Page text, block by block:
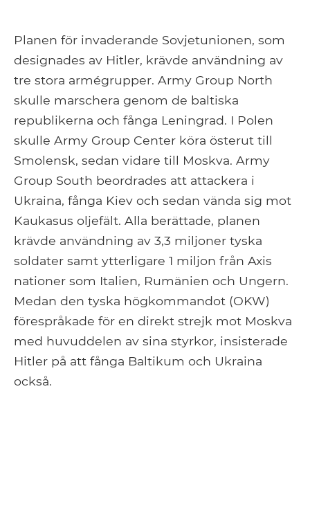
Planen för invaderande Sovjetunionen, som
designades av Hitler, krävde användning av
tre stora armégrupper. Army Group North
skulle marschera genom de baltiska
republikerna och fånga Leningrad. I Polen
skulle Army Group Center köra österut till
Smolensk, sedan vidare till Moskva. Army
Group South beordrades att attackera i
Ukraina, fånga Kiev och sedan vända sig mot
Kaukasus oljefält. Alla berättade, planen
krävde användning av 3,3 miljoner tyska
soldater samt ytterligare 1 miljon från Axis
nationer som Italien, Rumänien och Ungern.
Medan den tyska högkommandot (OKW)
förespråkade för en direkt strejk mot Moskva
med huvuddelen av sina styrkor, insisterade
Hitler på att fånga Baltikum och Ukraina
också.